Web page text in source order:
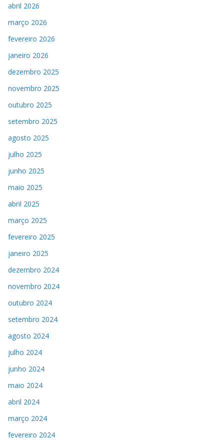
abril 2026
março 2026
fevereiro 2026
janeiro 2026
dezembro 2025
novembro 2025
outubro 2025
setembro 2025
agosto 2025
julho 2025
junho 2025
maio 2025
abril 2025
março 2025
fevereiro 2025
janeiro 2025
dezembro 2024
novembro 2024
outubro 2024
setembro 2024
agosto 2024
julho 2024
junho 2024
maio 2024
abril 2024
março 2024
fevereiro 2024